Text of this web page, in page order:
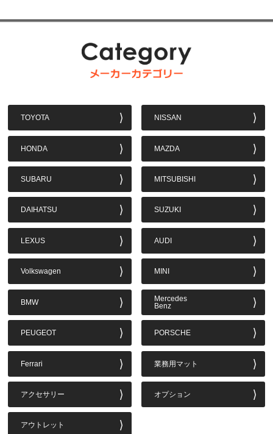
TOYOTA NISSAN
HONDA MAZDA
SUBARU MITSUBISHI
DAIHATSU SUZUKI
LEXUS AUDI
Volkswagen MINI
BMW
Mercedes
Benz
PEUGEOT PORSCHE
Ferrari 業務用マット
アクセサリー オプション
アウトレット